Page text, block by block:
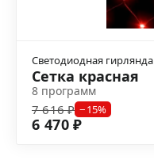
Светодиодная гирлянда
Сетка красная
8 программ
7 616 ₽ −15%
6 470 ₽